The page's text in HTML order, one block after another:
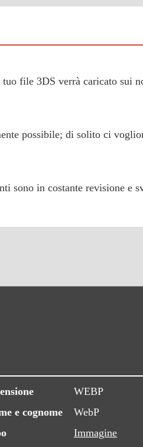
file 3DS verrà caricato sui
possibile; di solito ci
sono in costante revisione e
WEBP
e cognome
WebP
Immagine